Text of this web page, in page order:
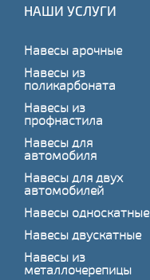
НАШИ УСЛУГИ
Навесы арочные
Навесы из
поликарбоната
Навесы из
профнастила
Навесы для
автомобиля
Навесы для двух
автомобилей
Навесы односкатные
Навесы двускатные
Навесы из
металлочерепицы